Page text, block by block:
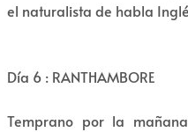
el naturalista de habla
Día 6 : RANTHAMBORE
Temprano por la